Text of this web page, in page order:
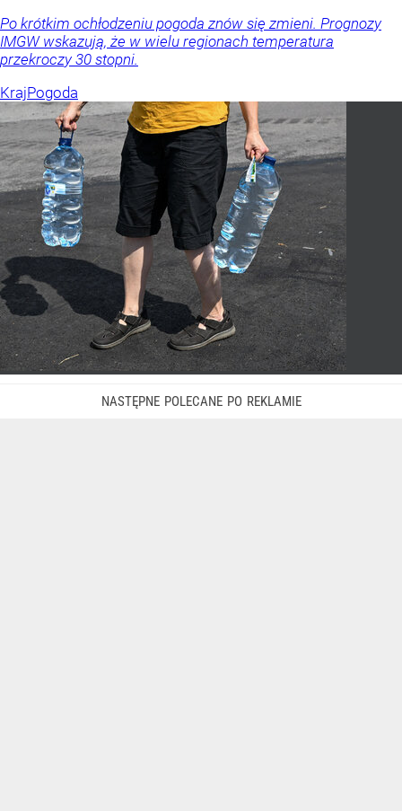
Po krótkim ochłodzeniu pogoda znów się zmieni. Prognozy
IMGW wskazują, że w wielu regionach temperatura
przekroczy 30 stopni.
KrajPogoda